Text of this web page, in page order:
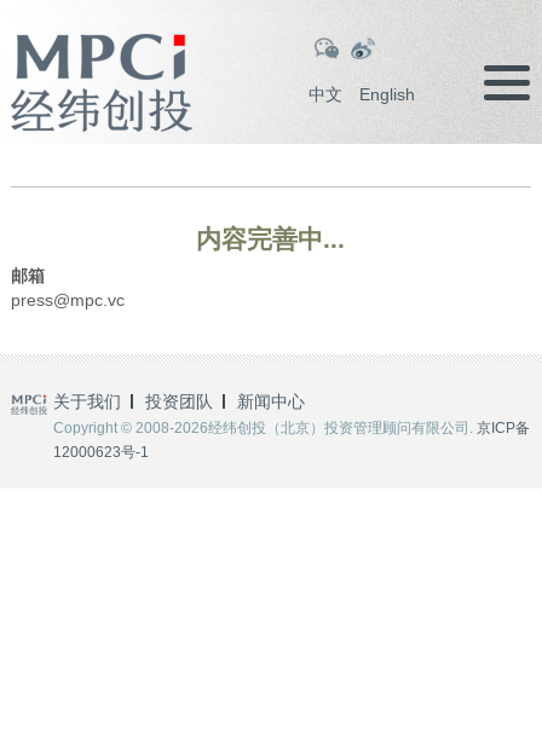
中文 English
内容完善中...
邮箱
press@mpc.vc
关于我们 投资团队 新闻中心
Copyright © 2008-2026经纬创投（北京）投资管理顾问有限公司. 京ICP备
12000623号-1